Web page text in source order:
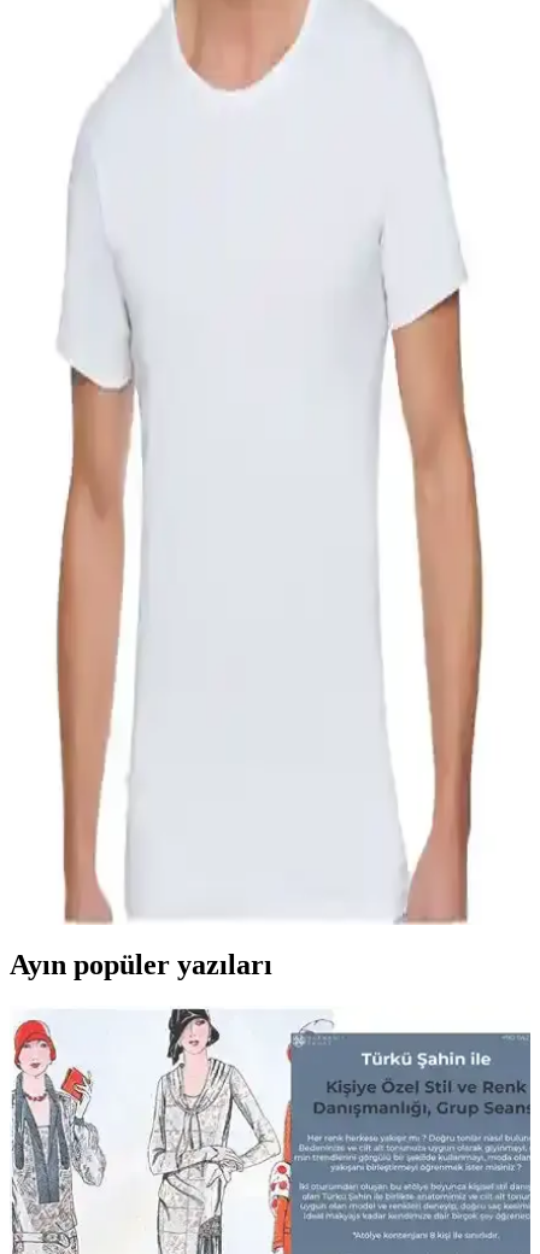
Berrak erkek %100 pamuk penye atletler, yüksek kalite, rahatlık ve
hijyen sunar. 6'lı paket, dayanıklı ve nefes alabilen yapısıyla günlük
kullanım için ideal, uzun ömürlü ve kolay bakım sağlar.
Beyaz Tesettür Sweatshirt: Rahatlık ve Şıklığı Bir
Arada Sunan Moda Parçası
Beyaz tesettür sweatshirtler, sade ve rahat tasarımlarıyla tesettür
seçenekleriyle günlük kullanıma uygun, çok yönlü parçalar sunar.
Tamamen Beyaz Gardırop Oluşturmanın Pratik
Bakım ve Stil Yöntemleri
Tamamen beyaz gardırop, doğru bakım ve stil önerileriyle şıklık ve
pratiklik sunar. Leke çıkarma yöntemleri, kumaş seçimi ve
kombinasyon önerileriyle beyaz kıyafetlerin uzun ömürlü kullanımı
mümkün olur.
Ada Bebek Çocuk Beyaz Kısa Kol Tişörtü: Konfor
ve Şıklığın Modern Bir Buluşması
Ada Bebek çocuk tişörtü, %100 pamuk ve dayanıklı kumaşıyla
konfor ve şıklığı bir araya getiriyor. Yüksek kalite ve rahat kesimiyle
günlük ve okul giyiminde ideal tercih.
Nacar Çarşı Çocuk Polo Yaka Uzun Kollu Beyaz T-
Shirt Kalite ve Konfor Sunar
Nacar Çarşı'nın çocuklar için tasarladığı polo yaka uzun kollu beyaz
tişört, yüksek kalite kumaşı ve şık tasarımıyla günlük ve özel günler
için ideal, hareket özgürlüğü sağlar ve kolay kombinlenir.
Tutku Erkek Penye Bisiklet Atlet Paketi Günlük ve
Spor Kullanımı İçin Uygun
Tutku markasının %100 pamuklu, açık yaka, yarım kollu erkek
atletleri, geniş beden seçenekleri ve paket halinde uygun fiyatıyla
günlük ve spor kullanımına ideal bir tercih.
Ayın popüler yazıları